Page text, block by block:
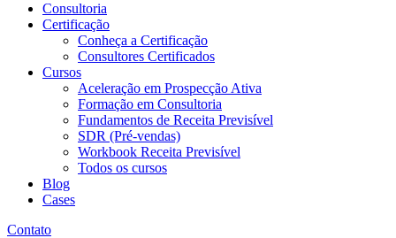
Consultoria
Certificação
Conheça a Certificação
Consultores Certificados
Cursos
Aceleração em Prospecção Ativa
Formação em Consultoria
Fundamentos de Receita Previsível
SDR (Pré-vendas)
Workbook Receita Previsível
Todos os cursos
Blog
Cases
Contato